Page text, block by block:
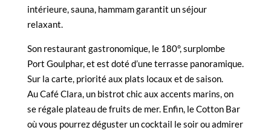
intérieure, sauna, hammam garantit un séjour
relaxant.
Son restaurant gastronomique, le 180°, surplombe
Port Goulphar, et est doté d’une terrasse panoramique.
Sur la carte, priorité aux plats locaux et de saison.
Au Café Clara, un bistrot chic aux accents marins, on
se régale plateau de fruits de mer. Enfin, le Cotton Bar
où vous pourrez déguster un cocktail le soir ou admirer